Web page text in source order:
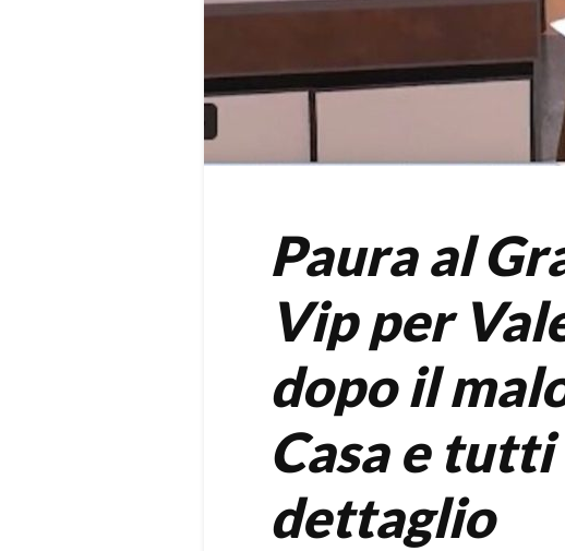
Paura al
Vip per
dopo il
Casa e
dettaglio